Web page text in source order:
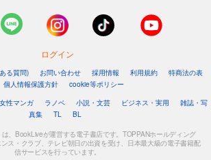
ログイン
る質問) お問い合わせ 採用情報 利用規約
特商法の表
個人情報保護方針
cookie等ポリシー
性マンガ ラノベ 小説・文芸 ビジネス・実用
雑誌・写
真集
TL BL
、BookLiveが運営する電子書店です。TOPPANホールディング
ス・クラブ、テレビ朝日の出資を受け、日本最大級の電子書籍配
信サービスを行っています。